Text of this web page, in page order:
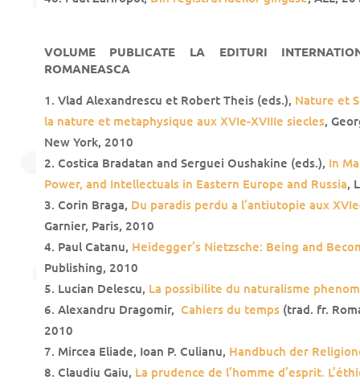
VOLUME PUBLICATE LA EDITURI
ROMANEASCA
Vlad Alexandrescu et Robert Theis (eds.), Nature et
la nature et metaphysique aux XVIe-XVIIIe siecles,
New York, 2010
Costica Bradatan and Serguei Oushakine (eds.), In
Power, and Intellectuals in Eastern Europe and Russia,
Corin Braga, Du paradis perdu a l’antiutopie aux
Garnier, Paris, 2010
Paul Catanu, Heidegger’s Nietzsche: Being and
Publishing, 2010
Lucian Delescu, La possibilite du naturalisme
Alexandru Dragomir, Cahiers du temps(trad. fr.
2010
Mircea Eliade, Ioan P. Culianu, Handbuch der
Claudiu Gaiu, La prudence de l’homme d’esprit.